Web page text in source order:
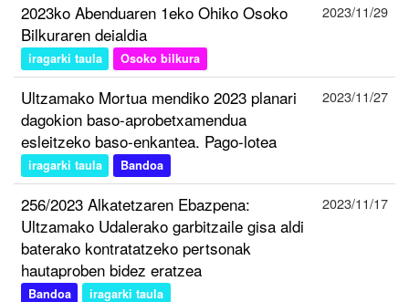
2023ko Abenduaren 1eko Ohiko Osoko
Bilkuraren deialdia
iragarki taula Osoko bilkura
2023/11/29
Ultzamako Mortua mendiko 2023 planari
dagokion baso-aprobetxamendua
esleitzeko baso-enkantea. Pago-lotea
iragarki taula Bandoa
2023/11/27
256/2023 Alkatetzaren Ebazpena:
Ultzamako Udalerako garbitzaile gisa aldi
baterako kontratatzeko pertsonak
hautaproben bidez eratzea
Bandoa iragarki taula
2023/11/17